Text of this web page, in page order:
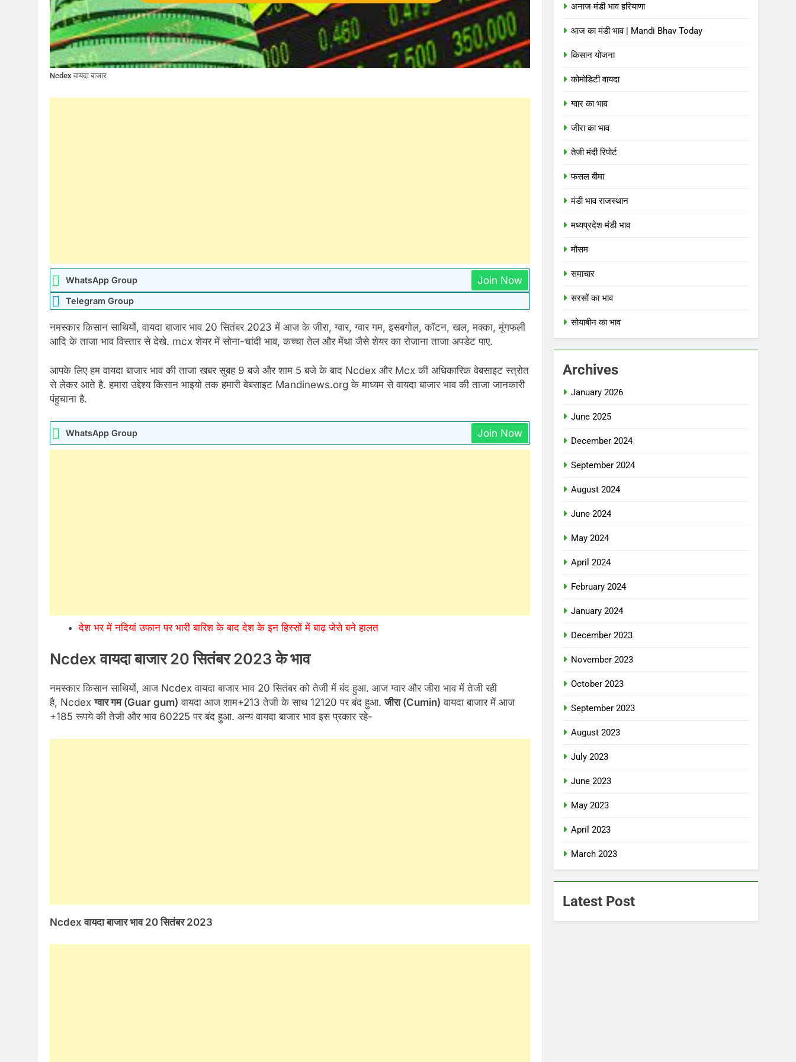
Ncdex वायदा बाजार
WhatsApp Group Join Now
Telegram Group
नमस्कार किसान साथियों, वायदा बाजार भाव 20 सितंबर 2023 में आज के जीरा, ग्वार, ग्वार गम, इसबगोल, कॉटन, खल, मक्का, मूंगफली
आदि के ताजा भाव विस्तार से देखे. mcx शेयर में सोना-चांदी भाव, कच्चा तेल और मेंथा जैसे शेयर का रोजाना ताजा अपडेट पाए.
आपके लिए हम वायदा बाजार भाव की ताजा खबर सुबह 9 बजे और शाम 5 बजे के बाद Ncdex और Mcx की अधिकारिक वेबसाइट स्त्रोत
से लेकर आते है. हमारा उद्देश्य किसान भाइयो तक हमारी वेबसाइट Mandinews.org के माध्यम से वायदा बाजार भाव की ताजा जानकारी
पंहुचाना है.
WhatsApp Group Join Now
देश भर में नदियां उफान पर भारी बारिश के बाद देश के इन हिस्सों में बाढ़ जेसे बने हालत
Ncdex वायदा बाजार 20 सितंबर 2023 के भाव
नमस्कार किसान साथियों, आज Ncdex वायदा बाजार भाव 20 सितंबर को तेजी में बंद हुआ. आज ग्वार और जीरा भाव में तेजी रही
है, Ncdexग्वारगम (Guar gum) वायदा आज शाम+213 तेजी के साथ 12120 पर बंद हुआ.जीरा (Cumin) वायदा बाजार में आज
+185 रूपये की तेजी और भाव 60225 पर बंद हुआ. अन्य वायदा बाजार भाव इस प्रकार रहे-
Ncdex वायदा बाजार भाव 20 सितंबर 2023
अनाज मंडी भाव हरियाणा
आज का मंडी भाव | Mandi Bhav Today
किसान योजना
कोमोडिटी वायदा
ग्वार का भाव
जीरा का भाव
तेजी मंदी रिपोर्ट
फसल बीमा
मंडी भाव राजस्थान
मध्यप्रदेश मंडी भाव
मौसम
समाचार
सरसों का भाव
सोयाबीन का भाव
Archives
January 2026
June 2025
December 2024
September 2024
August 2024
June 2024
May 2024
April 2024
February 2024
January 2024
December 2023
November 2023
October 2023
September 2023
August 2023
July 2023
June 2023
May 2023
April 2023
March 2023
Latest Post